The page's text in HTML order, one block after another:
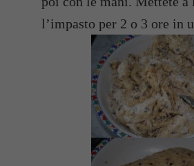
l’impasto per 2 o 3 ore in